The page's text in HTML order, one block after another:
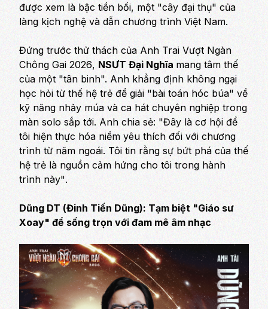
được xem là bậc tiền bối, một "cây đại thụ" của
làng kịch nghệ và dẫn chương trình Việt Nam.
Đứng trước thử thách của Anh Trai Vượt Ngàn
Chông Gai 2026, NSƯT Đại Nghĩa mang tâm thế
của một "tân binh". Anh khẳng định không ngại
học hỏi từ thế hệ trẻ để giải "bài toán hóc búa" về
kỹ năng nhảy múa và ca hát chuyên nghiệp trong
màn solo sắp tới. Anh chia sẻ: "Đây là cơ hội để
tôi hiện thực hóa niềm yêu thích đối với chương
trình từ năm ngoái. Tôi tin rằng sự bứt phá của thế
hệ trẻ là nguồn cảm hứng cho tôi trong hành
trình này".
Dũng DT (Đinh Tiến Dũng): Tạm biệt "Giáo sư
Xoay" để sống trọn với đam mê âm nhạc